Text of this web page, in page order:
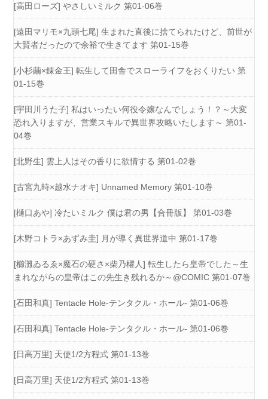
[高田ローズ] やさしいミルク 第01-06巻
[遠田マリモ×九頭七尾] 生まれた直後に捨てられたけど、前世が
大賢者だったので余裕で生きてます 第01-15巻
[小杉繭×錬金王] 転生して田舎でスローライフをおくりたい 第
01-15巻
[宇田川うた子] 私はいったい何役令嬢なんでしょう！？～大変
恐れ入りますが、営業スキルで異世界攻略いたします～ 第01-
04巻
[北野生] 雲上人はその香りに欲情する 第01-02巻
[古宮九時×越水ナオキ] Unnamed Memory 第01-10巻
[樋口あや] 冷たいミルク 僕は君の男【合冊版】 第01-03巻
[木野コトラ×あずみ圭] 月が導く異世界道中 第01-17巻
[櫛灘ゐるゑ×魔石の硬さ×柴乃櫂人] 転生したら皇帝でした～生
まれながらの皇帝はこの先生き残れるか～@COMIC 第01-07巻
[石田和真] Tentacle Hole-テンタクル・ホール- 第01-06巻
[石田和真] Tentacle Hole-テンタクル・ホール- 第01-06巻
[日高万里] 天使1/2方程式 第01-13巻
[日高万里] 天使1/2方程式 第01-13巻